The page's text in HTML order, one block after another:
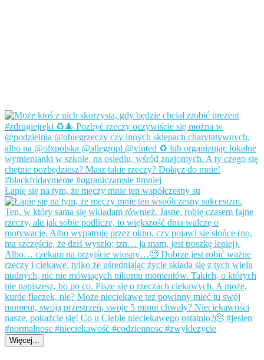
Łapię się na tym, że męczy mnie ten współczesny su
Więcej...